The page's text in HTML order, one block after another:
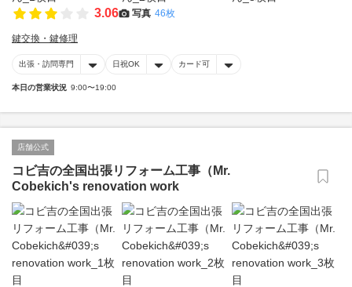
3.06 写真 46枚
鍵交換・鍵修理
出張・訪問専門 日祝OK カード可
本日の営業状況 9:00〜19:00
店舗公式
コビ吉の全国出張リフォーム工事（Mr.
Cobekich's renovation work